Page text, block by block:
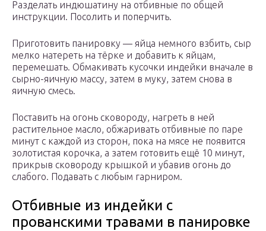
Разделать индюшатину на отбивные по общей
инструкции. Посолить и поперчить.
Приготовить панировку — яйца немного взбить, сыр
мелко натереть на тёрке и добавить к яйцам,
перемешать. Обмакивать кусочки индейки вначале в
сырно-яичную массу, затем в муку, затем снова в
яичную смесь.
Поставить на огонь сковороду, нагреть в ней
растительное масло, обжаривать отбивные по паре
минут с каждой из сторон, пока на мясе не появится
золотистая корочка, а затем готовить ещё 10 минут,
прикрыв сковороду крышкой и убавив огонь до
слабого. Подавать с любым гарниром.
Отбивные из индейки с
прованскими травами в панировке